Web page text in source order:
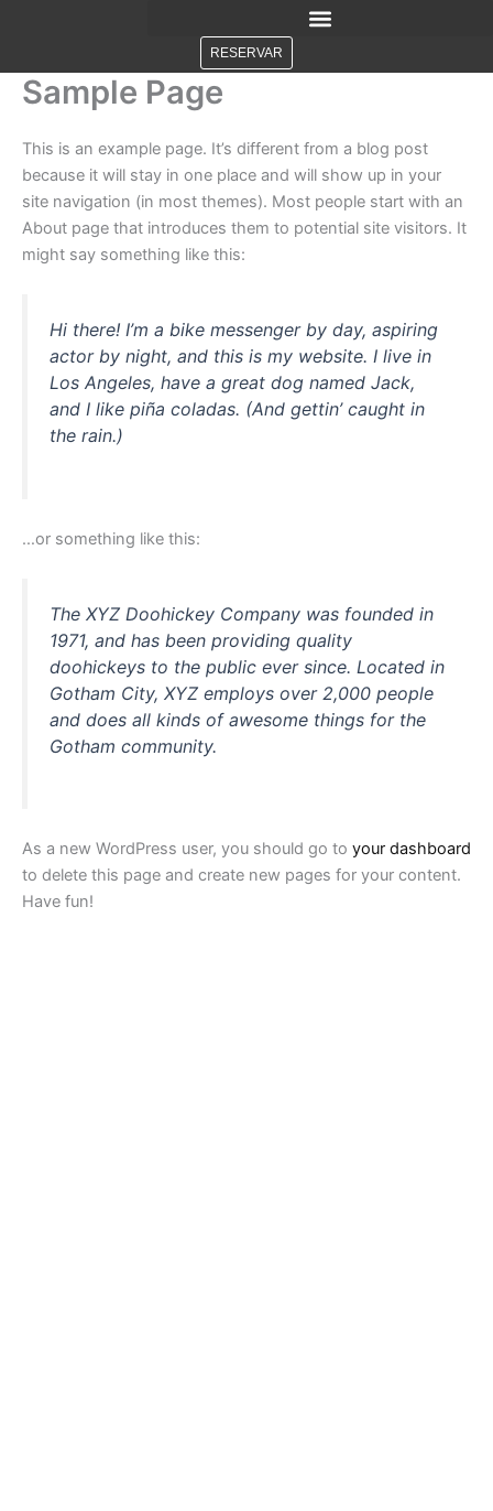
RESERVAR
Sample Page
This is an example page. It’s different from a blog post
because it will stay in one place and will show up in your
site navigation (in most themes). Most people start with an
About page that introduces them to potential site visitors. It
might say something like this:
Hi there! I’m a bike messenger by day, aspiring
actor by night, and this is my website. I live in
Los Angeles, have a great dog named Jack,
and I like piña coladas. (And gettin’ caught in
the rain.)
…or something like this:
The XYZ Doohickey Company was founded in
1971, and has been providing quality
doohickeys to the public ever since. Located in
Gotham City, XYZ employs over 2,000 people
and does all kinds of awesome things for the
Gotham community.
As a new WordPress user, you should go to your dashboard
to delete this page and create new pages for your content.
Have fun!